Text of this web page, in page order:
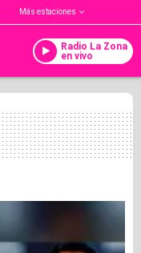
Más estaciones
Radio La Zona
en vivo